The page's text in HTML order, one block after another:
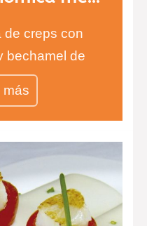
de creps con
bechamel de
piquillo.
puré de
de cabra y
y gratén de
sopa de coco
más